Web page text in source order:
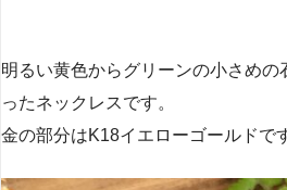
明るい黄色からグリーンの小さめの
ったネックレスです。
金の部分はK18イエローゴールドで